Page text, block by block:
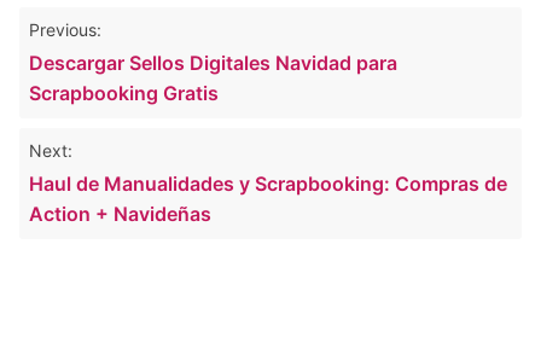
Navegación
de
entradas
Previous:
Descargar Sellos Digitales Navidad para
Scrapbooking Gratis
Next:
Haul de Manualidades y Scrapbooking: Compras de
Action + Navideñas